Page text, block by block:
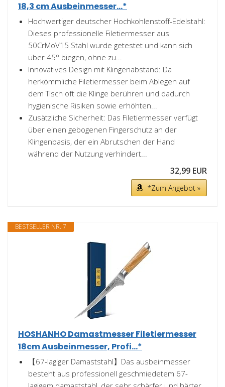
18,3 cm Ausbeinmesser...*
Hochwertiger deutscher Hochkohlenstoff-Edelstahl:
Dieses professionelle Filetiermesser aus
50CrMoV15 Stahl wurde getestet und kann sich
über 45° biegen, ohne zu...
Innovatives Design mit Klingenabstand: Da
herkömmliche Filetiermesser beim Ablegen auf
dem Tisch oft die Klinge berühren und dadurch
hygienische Risiken sowie erhöhten...
Zusätzliche Sicherheit: Das Filetiermesser verfügt
über einen gebogenen Fingerschutz an der
Klingenbasis, der ein Abrutschen der Hand
während der Nutzung verhindert...
32,99 EUR
*Zum Angebot »
BESTSELLER NR. 7
HOSHANHO Damastmesser Filetiermesser
18cm Ausbeinmesser, Profi...*
【67-lagiger Damaststahl】Das ausbeinmesser
besteht aus professionell geschmiedetem 67-